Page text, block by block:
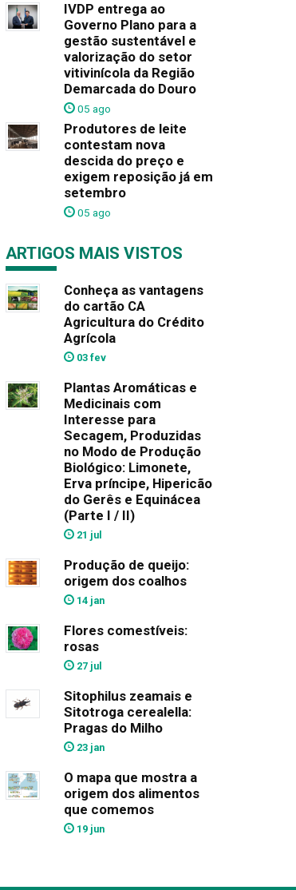
IVDP entrega ao
Governo Plano para a
gestão sustentável e
valorização do setor
vitivinícola da Região
Demarcada do Douro
05 ago
Produtores de leite
contestam nova
descida do preço e
exigem reposição já em
setembro
05 ago
ARTIGOS MAIS VISTOS
Conheça as vantagens
do cartão CA
Agricultura do Crédito
Agrícola
03 fev
Plantas Aromáticas e
Medicinais com
Interesse para
Secagem, Produzidas
no Modo de Produção
Biológico: Limonete,
Erva príncipe, Hipericão
do Gerês e Equinácea
(Parte I / II)
21 jul
Produção de queijo:
origem dos coalhos
14 jan
Flores comestíveis:
rosas
27 jul
Sitophilus zeamais e
Sitotroga cerealella:
Pragas do Milho
23 jan
O mapa que mostra a
origem dos alimentos
que comemos
19 jun